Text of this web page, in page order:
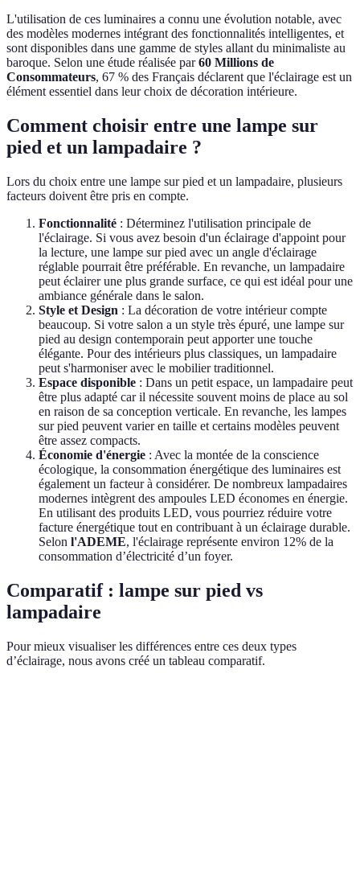
L'utilisation de ces luminaires a connu une évolution notable, avec
des modèles modernes intégrant des fonctionnalités intelligentes, et
sont disponibles dans une gamme de styles allant du minimaliste au
baroque. Selon une étude réalisée par60 Millions de
Consommateurs, 67 % des Français déclarent que l'éclairage est un
élément essentiel dans leur choix de décoration intérieure.
Comment choisir entre une lampe sur
pied et un lampadaire ?
Lors du choix entre une lampe sur pied et un lampadaire, plusieurs
facteurs doivent être pris en compte.
Fonctionnalité : Déterminez l'utilisation principale de
l'éclairage. Si vous avez besoin d'un éclairage d'appoint pour
la lecture, une lampe sur pied avec un angle d'éclairage
réglable pourrait être préférable. En revanche, un lampadaire
peut éclairer une plus grande surface, ce qui est idéal pour une
ambiance générale dans le salon.
Style et Design : La décoration de votre intérieur compte
beaucoup. Si votre salon a un style très épuré, une lampe sur
pied au design contemporain peut apporter une touche
élégante. Pour des intérieurs plus classiques, un lampadaire
peut s'harmoniser avec le mobilier traditionnel.
Espace disponible : Dans un petit espace, un lampadaire peut
être plus adapté car il nécessite souvent moins de place au sol
en raison de sa conception verticale. En revanche, les lampes
sur pied peuvent varier en taille et certains modèles peuvent
être assez compacts.
Économie d'énergie : Avec la montée de la conscience
écologique, la consommation énergétique des luminaires est
également un facteur à considérer. De nombreux lampadaires
modernes intègrent des ampoules LED économes en énergie.
En utilisant des produits LED, vous pourriez réduire votre
facture énergétique tout en contribuant à un éclairage durable.
Selon l'ADEME, l'éclairage représente environ 12% de la
consommation d’électricité d’un foyer.
Comparatif : lampe sur pied vs
lampadaire
Pour mieux visualiser les différences entre ces deux types
d’éclairage, nous avons créé un tableau comparatif.